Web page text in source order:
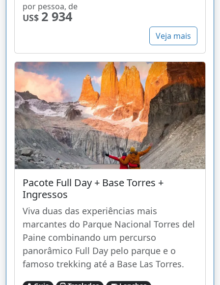
por pessoa, de
US$ 2 934
Veja mais
Pacote Full Day + Base Torres +
Ingressos
Viva duas das experiências mais
marcantes do Parque Nacional Torres del
Paine combinando um percurso
panorâmico Full Day pelo parque e o
famoso trekking até a Base Las Torres.